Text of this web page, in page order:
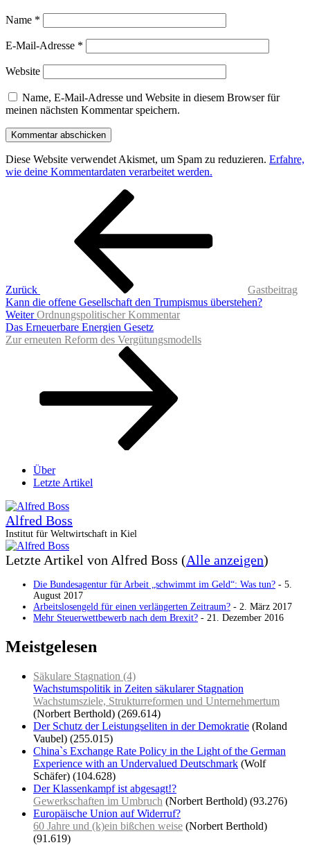
Name *
E-Mail-Adresse *
Website
Name, E-Mail-Adresse und Website in diesem Browser für
meinen nächsten Kommentar speichern.
Diese Website verwendet Akismet, um Spam zu reduzieren. Erfahre,
wie deine Kommentardaten verarbeitet werden.
Beitragsnavigation
Zurück
Gastbeitrag
Kann die offene Gesellschaft den Trumpismus überstehen?
Nächster
Beitrag
Weiter Ordnungspolitischer Kommentar
Das Erneuerbare Energien Gesetz
Zur erneuten Reform des Vergütungsmodells
Über
Letzte Artikel
Alfred Boss
Institut für Weltwirtschaft in Kiel
Letzte Artikel von Alfred Boss (Alle anzeigen)
Die Bundesagentur für Arbeit „schwimmt im Geld“: Was tun? - 5.
August 2017
Arbeitslosengeld für einen verlängerten Zeitraum? - 2. März 2017
Mehr Steuerwettbewerb nach dem Brexit? - 21. Dezember 2016
Meistgelesen
Säkulare Stagnation (4)
Wachstumspolitik in Zeiten säkularer Stagnation
Wachstumsziele, Strukturreformen und Unternehmertum
(Norbert Berthold) (269.614)
Der Schutz der Leistungseliten in der Demokratie (Roland
Vaubel) (255.015)
China`s Exchange Rate Policy in the Light of the German
Experience with an Undervalued Deutschmark (Wolf
Schäfer) (104.628)
Der Klassenkampf ist abgesagt!?
Gewerkschaften im Umbruch (Norbert Berthold) (93.276)
Europäische Union auf Widerruf?
60 Jahre und (k)ein bißchen weise (Norbert Berthold)
(91.619)